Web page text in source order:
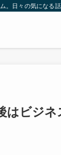
日々の気になる
はビジ